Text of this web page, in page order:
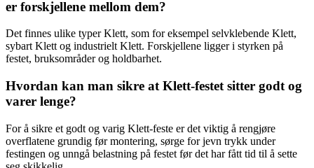
er forskjellene mellom dem?
Det finnes ulike typer Klett, som for eksempel selvklebende Klett,
sybart Klett og industrielt Klett. Forskjellene ligger i styrken på
festet, bruksområder og holdbarhet.
Hvordan kan man sikre at Klett-festet sitter godt og
varer lenge?
For å sikre et godt og varig Klett-feste er det viktig å rengjøre
overflatene grundig før montering, sørge for jevn trykk under
festingen og unngå belastning på festet før det har fått tid til å sette